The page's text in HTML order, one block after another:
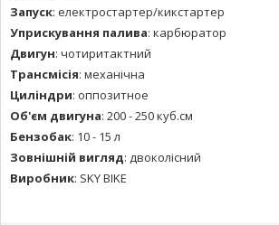
Запуск: електростартер/кикстартер
Уприскування палива: карбюратор
Двигун: чотиритактний
Трансмісія: механічна
Циліндри: оппозитное
Об'єм двигуна: 200 - 250 куб.см
Бензобак: 10 - 15 л
Зовнішній вигляд: двоколісний
Виробник: SKY BIKE